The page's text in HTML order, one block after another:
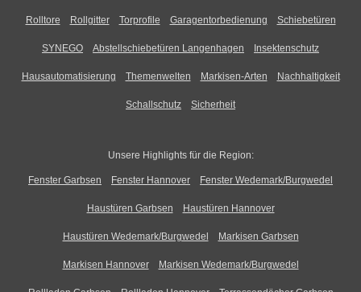
Rolltore Rollgitter Torprofile Garagentorbedienung Schiebetüren
SYNEGO Abstellschiebetüren Langenhagen Insektenschutz
Hausautomatisierung Themenwelten Markisen-Arten Nachhaltigkeit
Schallschutz Sicherheit
Unsere Highlights für die Region:
Fenster Garbsen Fenster Hannover Fenster Wedemark/Burgwedel
Haustüren Garbsen Haustüren Hannover
Haustüren Wedemark/Burgwedel Markisen Garbsen
Markisen Hannover Markisen Wedemark/Burgwedel